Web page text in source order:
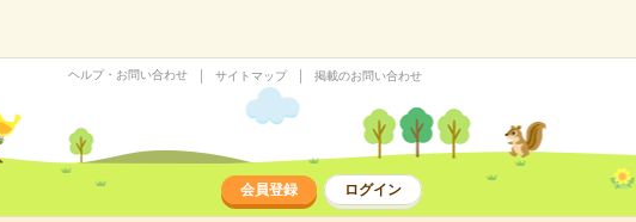
ヘルプ・お問い合わせ サイトマップ 掲載のお問い合わせ
会員登録 ログイン